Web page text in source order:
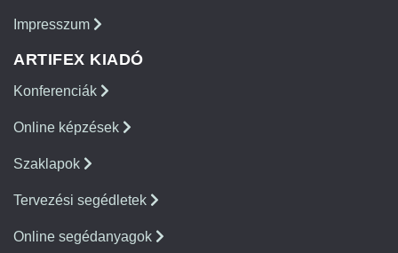
Impresszum
ARTIFEX KIADÓ
Konferenciák
Online képzések
Szaklapok
Tervezési segédletek
Online segédanyagok